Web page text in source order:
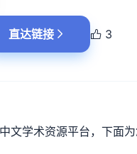
直达链接 3
文学术资源平台，下面